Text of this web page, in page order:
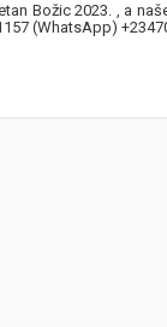
Božic 2023. , a
(WhatsApp)